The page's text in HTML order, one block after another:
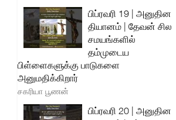
பிப்ரவரி 19 | அனுதின
தியானம் | தேவன் சில
சமயங்களில்
தம்முடைய
பிள்ளைகளுக்கு பாடுகளை
அனுமதிக்கிறார்
சகரியா பூணன்
பிப்ரவரி 20 | அனுதின